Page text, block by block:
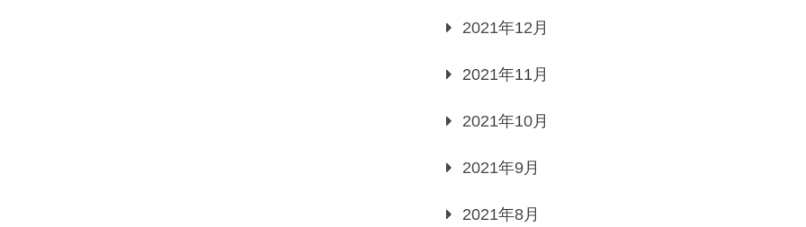
2021年12月
2021年11月
2021年10月
2021年9月
2021年8月